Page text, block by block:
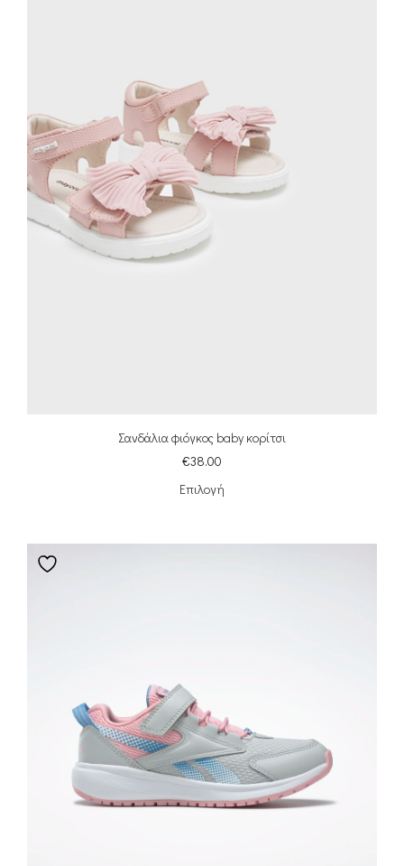
Σανδάλια φιόγκος baby κορίτσι
€38.00
Επιλογή